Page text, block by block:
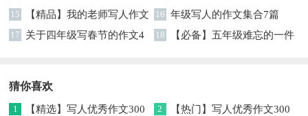
15
【精品】我的老师写人作文
集合5篇
16 年级写人的作文集合7篇
17
关于四年级写春节的作文4
18
【必备】五年级难忘的一件
猜你喜欢
1
【精选】写人优秀作文300
2
【热门】写人优秀作文300